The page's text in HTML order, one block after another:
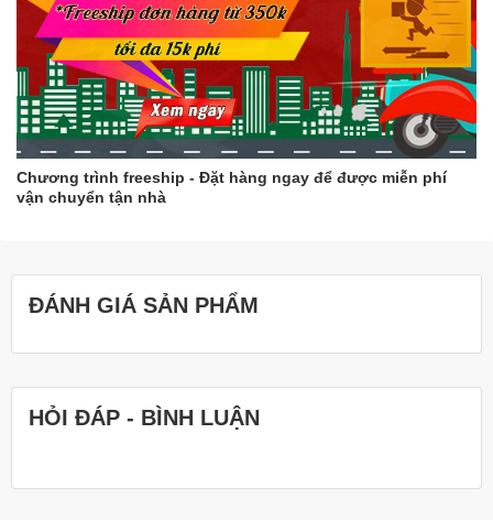
Chương trình freeship - Đặt hàng ngay để được miễn phí
vận chuyển tận nhà
ĐÁNH GIÁ SẢN PHẨM
HỎI ĐÁP - BÌNH LUẬN